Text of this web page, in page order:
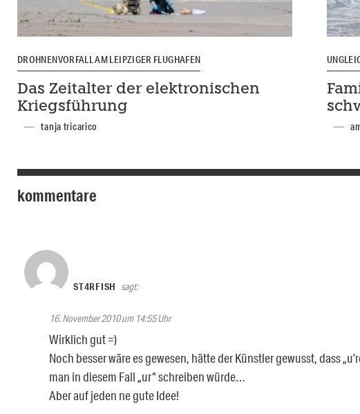
DROHNENVORFALL AM LEIPZIGER FLUGHAFEN
Das Zeitalter der elektronischen
Kriegsführung
tanja tricarico
kommentare
ST4RFISH sagt:
16. November 2010 um 14:55 Uhr
Wirklich gut =)
Noch besser wäre es gewesen, hätte der Künstler gewusst, dass
man in diesem Fall „ur“ schreiben würde…
Aber auf jeden ne gute Idee!